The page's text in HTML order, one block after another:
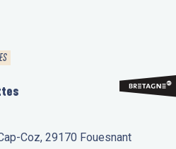
Coz, 29170 Fouesnant